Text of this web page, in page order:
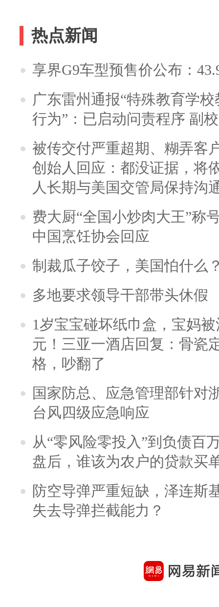
热点新闻
享界G9车型预售价公布：
广东雷州通报“特殊教育学
行为”：已启动问责程序 副
被传交付严重超期、糊弄客
创始人回应：都没证据，将
人长期与美国交管局保持沟
费大厨“全国小炒肉大王”称
中国烹饪协会回应
制裁瓜子饺子，美国怕什么
多地要求领导干部带头休假
1岁宝宝碰坏纸巾盒，宝妈
元！三亚一酒店回复：骨瓷
格，吵翻了
国家防总、应急管理部针对
台风四级应急响应
从“零风险零投入”到负债百
盘后，谁该为农户的贷款买
防空导弹严重短缺，泽连斯
失去导弹拦截能力？